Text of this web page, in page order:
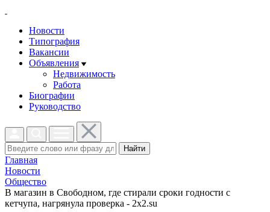
Новости
Типография
Вакансии
Объявления
Недвижимость
Работа
Биографии
Руководство
Найти
Главная
Новости
Общество
В магазин в Свободном, где стирали сроки годности с
кетчупа, нагрянула проверка - 2x2.su